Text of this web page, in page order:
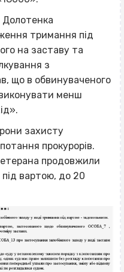
Долотенка
тримання під
на заставу та
з
що в обвинуваченого
менш
захисту
прокурорів.
продовжили
вартою, до 20